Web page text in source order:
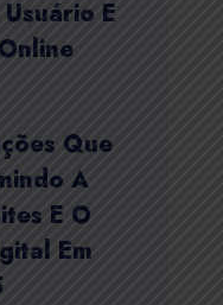
E
Que
A
E O
Em